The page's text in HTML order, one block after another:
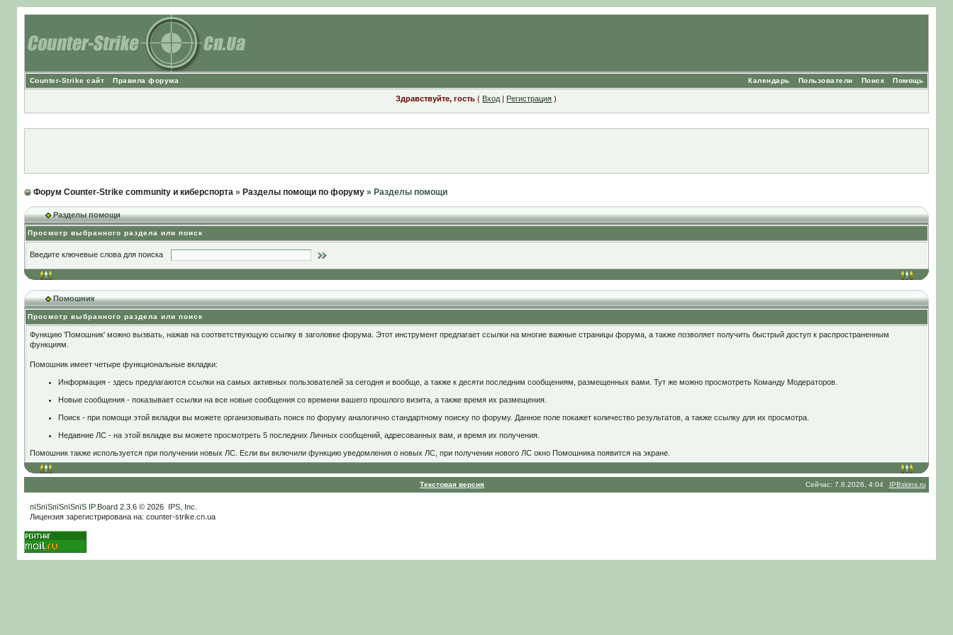
Counter-Strike сайт Правила форума Помощь
Поиск
Пользователи
Календарь
Здравствуйте, гость ( Вход | Регистрация )
Форум Counter-Strike community и киберспорта» Разделы помощи по форуму» Разделы помощи
Разделы помощи
Просмотр выбранного раздела или поиск
Введите ключевые слова для поиска
Помошник
Просмотр выбранного раздела или поиск
Функцию 'Помошник' можно вызвать, нажав на соответствующую ссылку в заголовке форума. Этот инструмент предлагает ссылки на многие важные страницы форума, а также позволяет получить быстрый доступ к распространенным
функциям.
Помошник имеет четыре функциональные вкладки:
Информация - здесь предлагаются ссылки на самых активных пользователей за сегодня и вообще, а также к десяти последним сообщениям, размещенных вами. Тут же можно просмотреть Команду Модераторов.
Новые сообщения - показывает ссылки на все новые сообщения со времени вашего прошлого визита, а также время их размещения.
Поиск - при помощи этой вкладки вы можете организовывать поиск по форуму аналогично стандартному поиску по форуму. Данное поле покажет количество результатов, а также ссылку для их просмотра.
Недавние ЛС - на этой вкладке вы можете просмотреть 5 последних Личных сообщений, адресованных вам, и время их получения.
Помошник также используется при получении новых ЛС. Если вы включили функцию уведомления о новых ЛС, при получении нового ЛС окно Помошника появится на экране.
Текстовая версия Сейчас: 7.8.2026, 4:04 IPBskins.ru
пїЅпїЅпїЅпїЅпїЅ IP.Board2.3.6 © 2026 IPS, Inc
Лицензия зарегистрирована на: counter-strike.cn.ua